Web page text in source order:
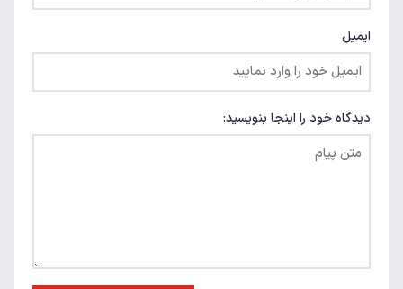
ایمیل
دیدگاه خود را اینجا بنویسید: